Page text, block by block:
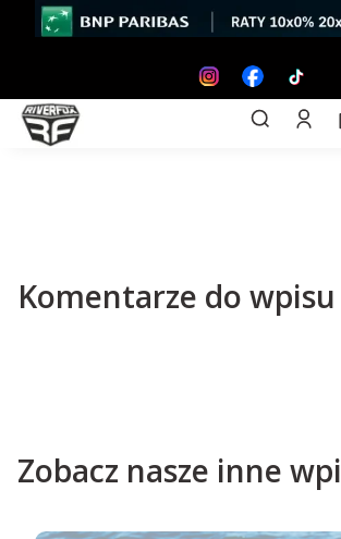
Otwórz
Szukaj
Komentarze do wpisu
Zobacz nasze inne